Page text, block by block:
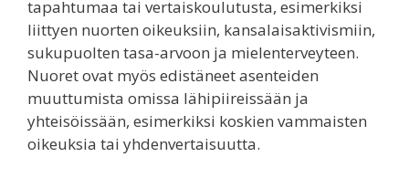
tapahtumaa tai vertaiskoulutusta, esimerkiksi
liittyen nuorten oikeuksiin, kansalaisaktivismiin,
sukupuolten tasa-arvoon ja mielenterveyteen.
Nuoret ovat myös edistäneet asenteiden
muuttumista omissa lähipiireissään ja
yhteisöissään, esimerkiksi koskien vammaisten
oikeuksia tai yhdenvertaisuutta.